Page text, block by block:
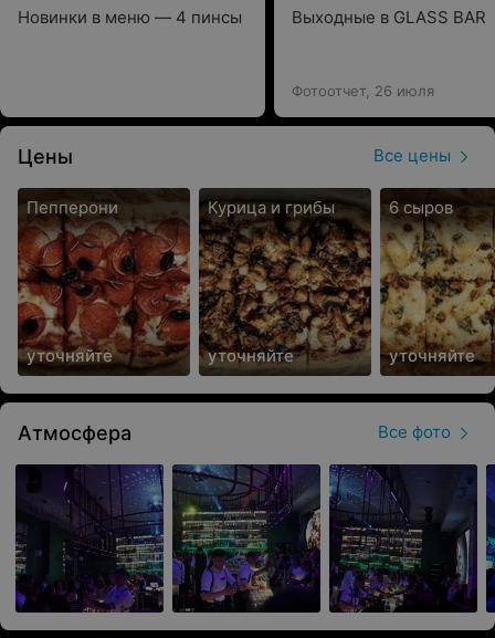
Новинки в меню — 4 пинсы Выходные в GLASS BAR
Фотоотчет, 26 июля
Цены Все цены
Пепперони
уточняйте
Курица и грибы
уточняйте
6 сыров
уточняйте
Атмосфера Все фото